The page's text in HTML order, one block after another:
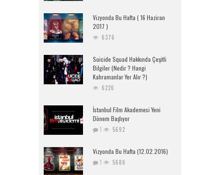
Vizyonda Bu Hafta ( 16 Haziran
2017 )
6376
Suicide Squad Hakkında Çeşitli
Bilgiler (Nedir ? Hangi
Kahramanlar Yer Alır ?)
6226
İstanbul Film Akademesi Yeni
Dönem Başlıyor
1 5692
Vizyonda Bu Hafta (12.02.2016)
1 5686